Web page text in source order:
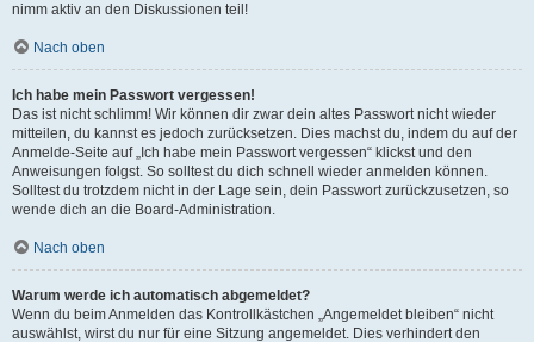
nimm aktiv an den Diskussionen teil!
Nach oben
Ich habe mein Passwort vergessen!
Das ist nicht schlimm! Wir können dir zwar dein altes Passwort nicht wieder
mitteilen, du kannst es jedoch zurücksetzen. Dies machst du, indem du auf der
Anmelde-Seite auf „Ich habe mein Passwort vergessen“ klickst und den
Anweisungen folgst. So solltest du dich schnell wieder anmelden können.
Solltest du trotzdem nicht in der Lage sein, dein Passwort zurückzusetzen, so
wende dich an die Board-Administration.
Nach oben
Warum werde ich automatisch abgemeldet?
Wenn du beim Anmelden das Kontrollkästchen „Angemeldet bleiben“ nicht
auswählst, wirst du nur für eine Sitzung angemeldet. Dies verhindert den